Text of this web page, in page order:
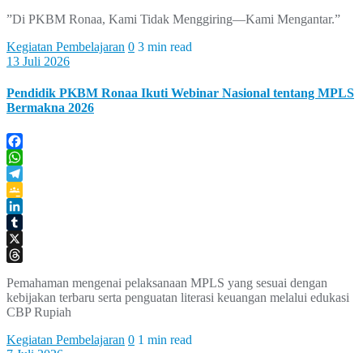
”Di PKBM Ronaa, Kami Tidak Menggiring—Kami Mengantar.”
Kegiatan Pembelajaran 0 3 min read
13 Juli 2026
Pendidik PKBM Ronaa Ikuti Webinar Nasional tentang MPLS
Bermakna 2026
Facebook
WhatsApp
Telegram
Google
Classroom
LinkedIn
Tumblr
X
Pemahaman mengenai pelaksanaan MPLS yang sesuai dengan
kebijakan terbaru serta penguatan literasi keuangan melalui edukasi
CBP Rupiah
Kegiatan Pembelajaran 0 1 min read